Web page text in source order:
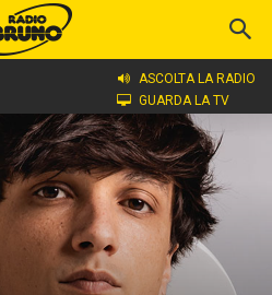
ASCOLTA LA RADIO
GUARDA LA TV